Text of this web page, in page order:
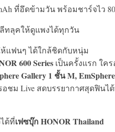
ที่อึดข้ามวัน พร้อมชาร์จไว
ทลุคให้ดูแพงได้ทุกวัน
แฟนๆ ได้ใกล้ชิดกับหนุ่ม
600 Series เป็นครั้งแรก ใค
Gallery 1 ชั้น M, EmSphere
อชม Live สดบรรยากาศสุดฟินไ
ด้ที่เฟซบุ๊ก HONOR Thailand